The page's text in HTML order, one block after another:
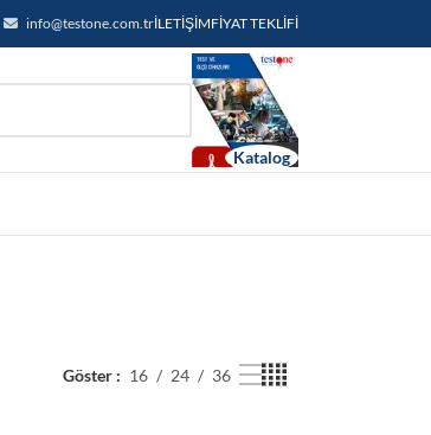
info@testone.com.trİLETIŞIMFIYAT TEKLIFI
Göster 16 24 36